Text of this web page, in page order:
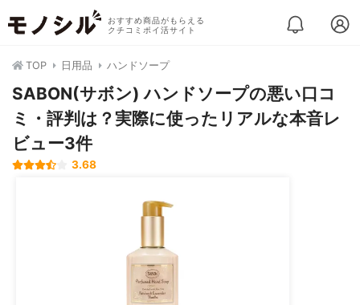
おすすめ商品がもらえる
クチコミポイ活サイト
TOP 日用品 ハンドソープ
SABON(サボン) ハンドソープの悪い口コ
ミ・評判は？実際に使ったリアルな本音レ
ビュー3件
3.68